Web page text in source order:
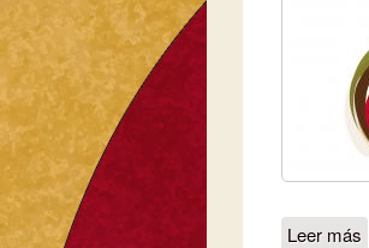
Leer más